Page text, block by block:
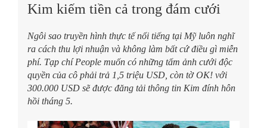
Kim kiếm tiền cả trong đám cưới
Ngôi sao truyền hình thực tế nổi tiếng tại Mỹ luôn nghĩ
ra cách thu lợi nhuận và không làm bất cứ điều gì miễn
phí. Tạp chí People muốn có những tấm ảnh cưới độc
quyền của cô phải trả 1,5 triệu USD, còn tờ OK! với
300.000 USD sẽ được đăng tải thông tin Kim đính hôn
hồi tháng 5.